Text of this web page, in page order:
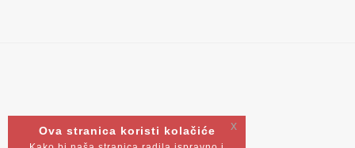
Ova stranica koristi kolačiće x